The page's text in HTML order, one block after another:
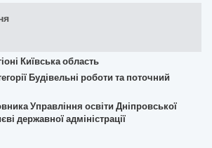
Київська область
Будівельні роботи та поточний
Управління освіти Дніпровської
державної адміністрації